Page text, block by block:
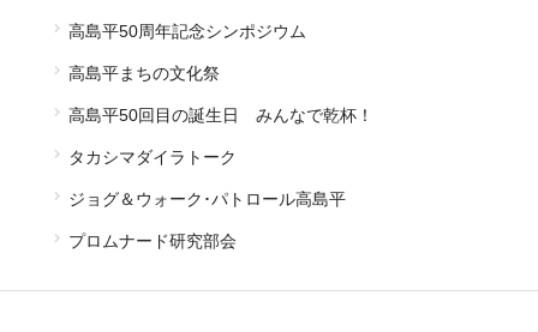
高島平50周年記念シンポジウム
高島平まちの文化祭
高島平50回目の誕生日 みんなで乾杯！
タカシマダイラトーク
ジョグ＆ウォーク･パトロール高島平
プロムナード研究部会